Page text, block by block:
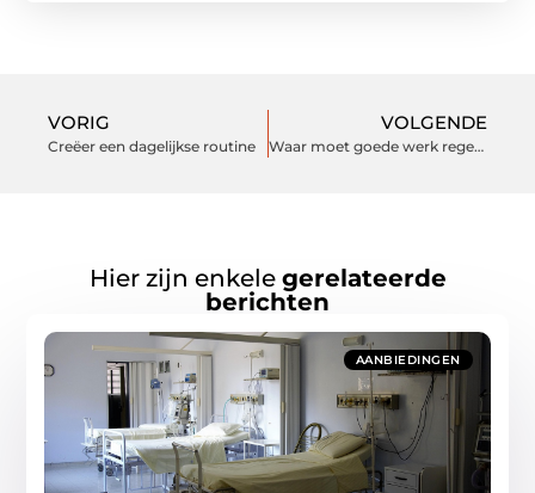
VORIG
Creëer een dagelijkse routine
VOLGENDE
Waar moet goede werk regenkleding aan voldoen?
Hier zijn enkele gerelateerde
berichten
AANBIEDINGEN